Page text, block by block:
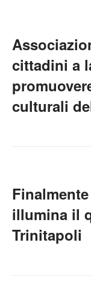
cittadini a
culturali
illumina il
Trinitapoli